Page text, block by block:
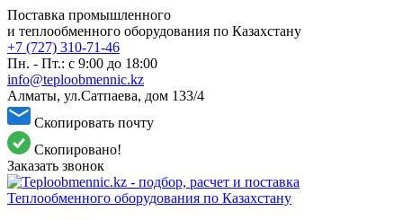
Поставка промышленного
и теплообменного оборудования по Казахстану
+7 (727) 310-71-46
Пн. - Пт.: с 9:00 до 18:00
info@teploobmennic.kz
Алматы, ул.Сатпаева, дом 133/4
Скопировать почту
Скопировано!
Заказать звонок